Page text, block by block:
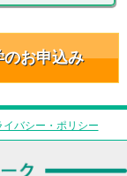
のお申込み
イバシー・ポリシー